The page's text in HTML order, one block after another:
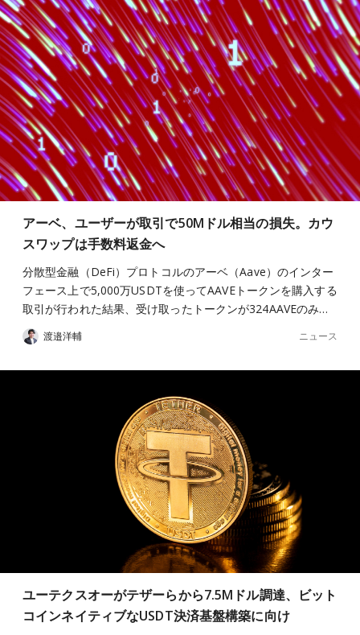
アーベ、ユーザーが取引で50Mドル相当の損失。カウ
スワップは手数料返金へ
分散型金融（DeFi）プロトコルのアーベ（Aave）のインター
フェース上で5,000万USDTを使ってAAVEトークンを購入する
取引が行われた結果、受け取ったトークンが324AAVEのみ…
渡邉洋輔 ニュース
ユーテクスオーがテザーらから7.5Mドル調達、ビット
コインネイティブなUSDT決済基盤構築に向け